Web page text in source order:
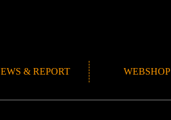
& REPORT WEBSHOP